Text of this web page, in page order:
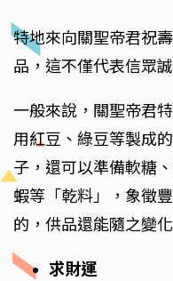
特地來向關聖帝君祝
品，這不僅代表信眾
一般來說，關聖帝君
用紅豆、綠豆等製成
子，還可以準備軟糖
蝦等「乾料」，象徵
的，供品還能隨之變化
求財運